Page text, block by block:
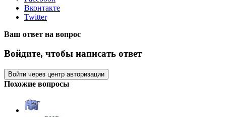
Вконтакте
Twitter
Ваш ответ на вопрос
Войдите, чтобы написать ответ
Войти через центр авторизации
Похожие вопросы